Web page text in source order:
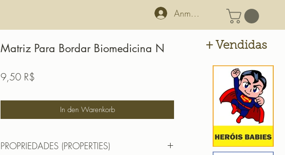
Anmelden
Matriz Para Bordar Biomedicina N
9,50 R$
In den Warenkorb
PROPRIEDADES (PROPERTIES)
+ Vendidas